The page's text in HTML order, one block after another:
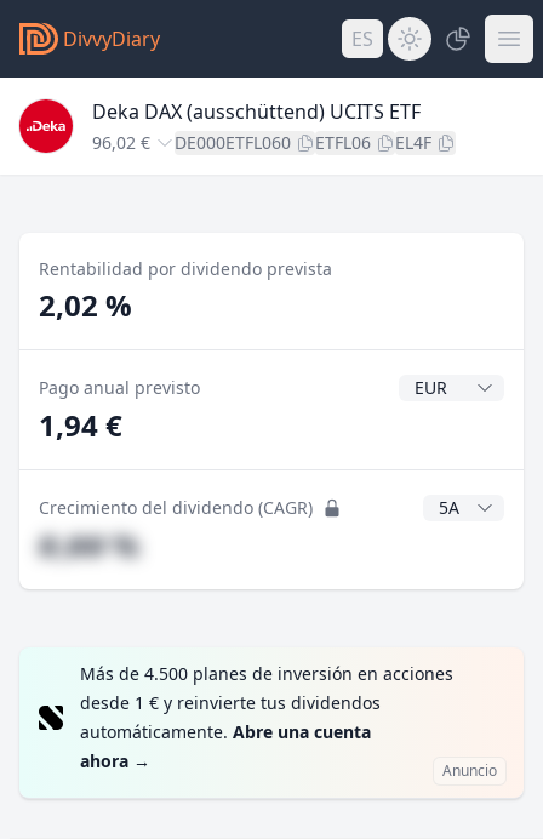
DivvyDiary ES
Deka DAX (ausschüttend) UCITS ETF
96,02 € DE000ETFL060 ETFL06 EL4F
Rentabilidad por dividendo prevista
2,02 %
Pago anual previsto Divisa del
1,94 €
Crecimiento del dividendo (CAGR) Años CAGR
#,## %
Más de 4.500 planes de inversión en acciones
desde 1 € y reinvierte tus dividendos
automáticamente. Abre una cuenta
ahora → Anuncio